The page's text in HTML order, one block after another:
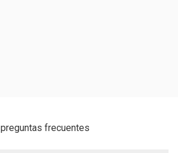
preguntas frecuentes